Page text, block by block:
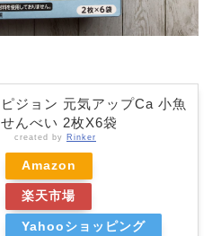
ピジョン 元気アップCa 小魚
せんべい 2枚X6袋
created by Rinker
Amazon
楽天市場
Yahooショッピング